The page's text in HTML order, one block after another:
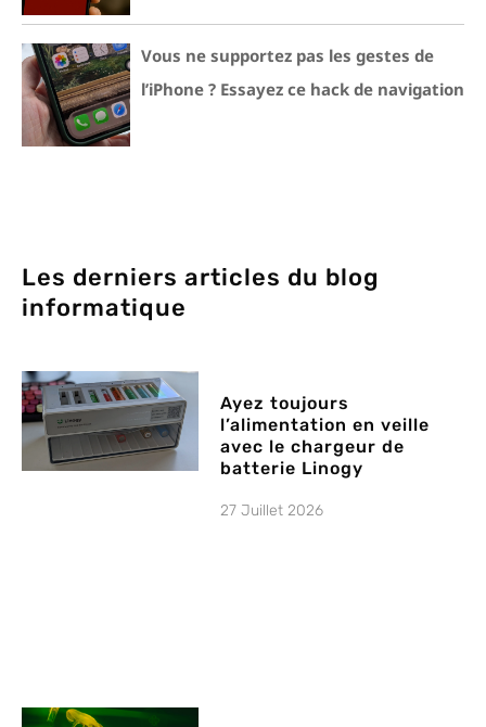
Vous ne supportez pas les gestes de
l’iPhone ? Essayez ce hack de navigation
Les derniers articles du blog
informatique
Ayez toujours
l’alimentation en veille
avec le chargeur de
batterie Linogy
27 Juillet 2026